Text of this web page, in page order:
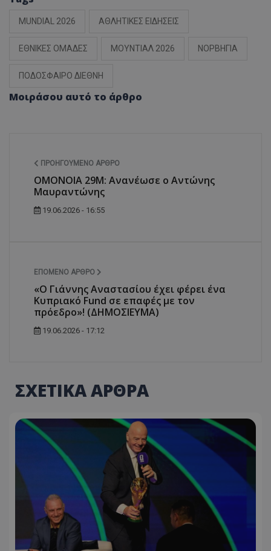
MUNDIAL 2026 ΑΘΛΗΤΙΚΕΣ ΕΙΔΗΣΕΙΣ
ΕΘΝΙΚΕΣ ΟΜΑΔΕΣ ΜΟΥΝΤΙΑΛ 2026 ΝΟΡΒΗΓΙΑ
ΠΟΔΟΣΦΑΙΡΟ ΔΙΕΘΝΗ
Μοιράσου αυτό το άρθρο
ΠΡΟΗΓΟΎΜΕΝΟ ΆΡΘΡΟ
ΟΜΟΝΟΙΑ 29Μ: Ανανέωσε ο Αντώνης
Μαυραντώνης
19.06.2026 - 16:55
ΕΠΌΜΕΝΟ ΆΡΘΡΟ
«Ο Γιάννης Αναστασίου έχει φέρει ένα
Κυπριακό Fund σε επαφές με τον
πρόεδρο»! (ΔΗΜΟΣΙΕΥΜΑ)
19.06.2026 - 17:12
ΣΧΕΤΙΚΑ ΑΡΘΡΑ